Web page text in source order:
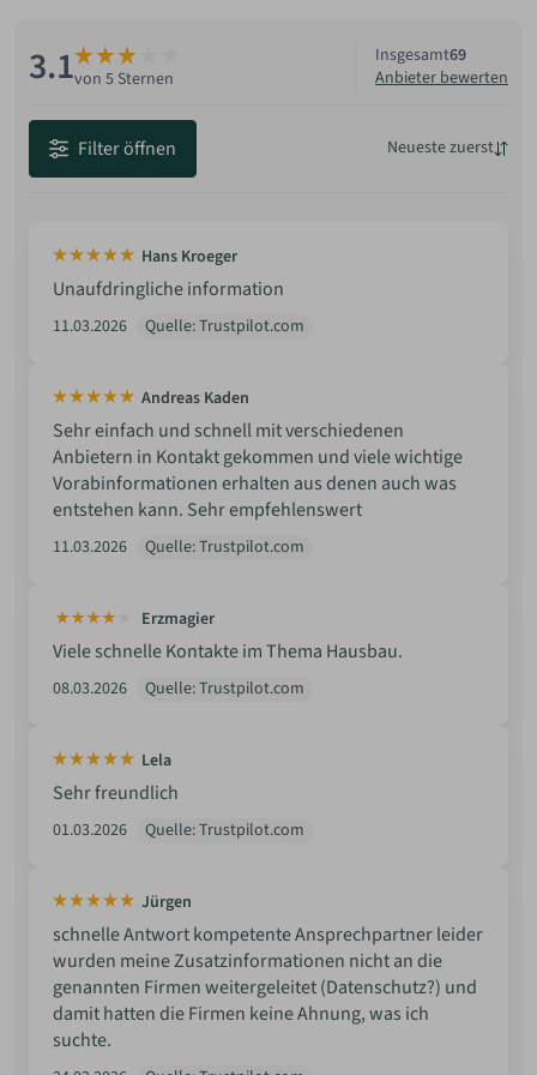
3.1von 5 Sternen
Insgesamt69
Anbieter bewerten
Filter öffnen
Neueste zuerst
Hans Kroeger
Unaufdringliche information
11.03.2026 Quelle: Trustpilot.com
Andreas Kaden
Sehr einfach und schnell mit verschiedenen
Anbietern in Kontakt gekommen und viele wichtige
Vorabinformationen erhalten aus denen auch was
entstehen kann. Sehr empfehlenswert
11.03.2026 Quelle: Trustpilot.com
Erzmagier
Viele schnelle Kontakte im Thema Hausbau.
08.03.2026 Quelle: Trustpilot.com
Lela
Sehr freundlich
01.03.2026 Quelle: Trustpilot.com
Jürgen
schnelle Antwort kompetente Ansprechpartner leider
wurden meine Zusatzinformationen nicht an die
genannten Firmen weitergeleitet (Datenschutz?) und
damit hatten die Firmen keine Ahnung, was ich
suchte.